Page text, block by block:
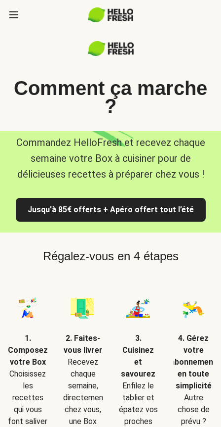
Comment ça marche
?
Commandez HelloFresh et recevez chaque
semaine votre Box à cuisiner pour de
délicieuses recettes à préparer chez vous !
Jusqu'à 85€ offerts + Apéro offert tout l’été
Régalez-vous en 4 étapes
1.
Composez
votre Box
Choisissez
les
recettes
qui vous
font saliver
2. Faites-
vous livrer
Recevez
chaque
semaine,
directement
chez vous,
une Box
3.
Cuisinez
et
savourez
Enfilez le
tablier et
épatez vos
proches
4. Gérez
votre
abonnement
en toute
simplicité
Autre
chose de
prévu ?